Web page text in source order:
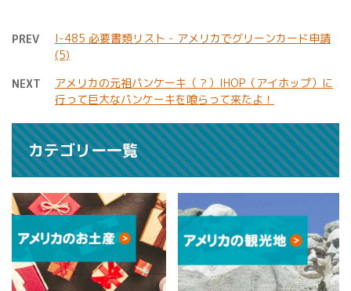
PREV
I-485 必要書類リスト - アメリカでグリーンカード申請
(5)
NEXT
アメリカの元祖パンケーキ（？）IHOP（アイホップ）に
行って巨大なパンケーキを喰らって来たよ！
カテゴリー一覧